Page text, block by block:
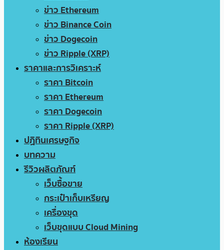
ข่าว Ethereum
ข่าว Binance Coin
ข่าว Dogecoin
ข่าว Ripple (XRP)
ราคาและการวิเคราะห์
ราคา Bitcoin
ราคา Ethereum
ราคา Dogecoin
ราคา Ripple (XRP)
ปฏิทินเศรษฐกิจ
บทความ
รีวิวผลิตภัณฑ์
เว็บซื้อขาย
กระเป๋าเก็บเหรียญ
เครื่องขุด
เว็บขุดแบบ Cloud Mining
ห้องเรียน